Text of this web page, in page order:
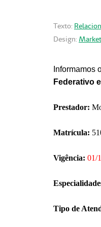
Texto:
Design:
Informamos
Federativo
Prestador:
Matrícula:
Vigência: 01/
Tipo de